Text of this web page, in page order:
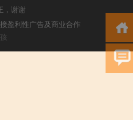
，谢谢
盈利性广告及商业合作